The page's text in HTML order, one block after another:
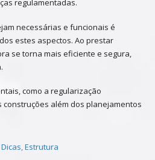
regulamentadas.
necessárias e funcionais é
estes aspectos. Ao prestar
se torna mais eficiente e segura,
como a regularização
além dos planejamentos
Dicas,Estrutura